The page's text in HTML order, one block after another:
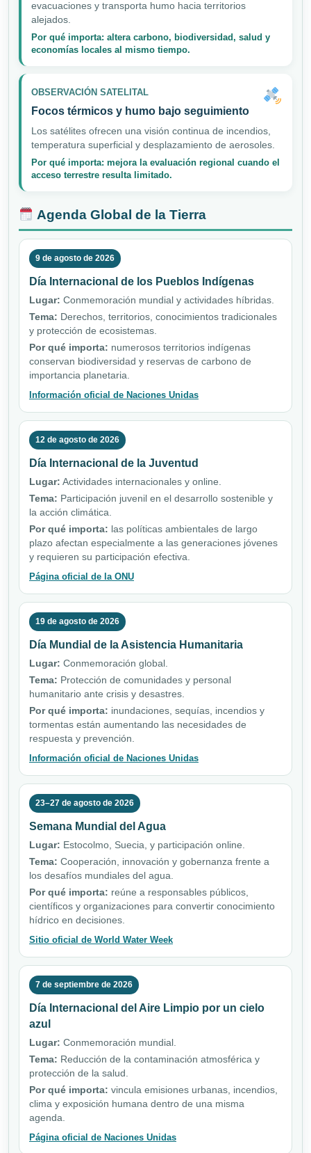
evacuaciones y transporta humo hacia territorios
alejados.
Por qué importa: altera carbono, biodiversidad, salud y
economías locales al mismo tiempo.
OBSERVACIÓN SATELITAL
Focos térmicos y humo bajo seguimiento
Los satélites ofrecen una visión continua de incendios,
temperatura superficial y desplazamiento de aerosoles.
Por qué importa: mejora la evaluación regional cuando el
acceso terrestre resulta limitado.
Agenda Global de la Tierra
9 de agosto de 2026
Día Internacional de los Pueblos Indígenas
Lugar: Conmemoración mundial y actividades híbridas.
Tema: Derechos, territorios, conocimientos tradicionales
y protección de ecosistemas.
Por qué importa: numerosos territorios indígenas
conservan biodiversidad y reservas de carbono de
importancia planetaria.
Información oficial de Naciones Unidas
12 de agosto de 2026
Día Internacional de la Juventud
Lugar: Actividades internacionales y online.
Tema: Participación juvenil en el desarrollo sostenible y
la acción climática.
Por qué importa: las políticas ambientales de largo
plazo afectan especialmente a las generaciones jóvenes
y requieren su participación efectiva.
Página oficial de la ONU
19 de agosto de 2026
Día Mundial de la Asistencia Humanitaria
Lugar: Conmemoración global.
Tema: Protección de comunidades y personal
humanitario ante crisis y desastres.
Por qué importa: inundaciones, sequías, incendios y
tormentas están aumentando las necesidades de
respuesta y prevención.
Información oficial de Naciones Unidas
23–27 de agosto de 2026
Semana Mundial del Agua
Lugar: Estocolmo, Suecia, y participación online.
Tema: Cooperación, innovación y gobernanza frente a
los desafíos mundiales del agua.
Por qué importa: reúne a responsables públicos,
científicos y organizaciones para convertir conocimiento
hídrico en decisiones.
Sitio oficial de World Water Week
7 de septiembre de 2026
Día Internacional del Aire Limpio por un cielo
azul
Lugar: Conmemoración mundial.
Tema: Reducción de la contaminación atmosférica y
protección de la salud.
Por qué importa: vincula emisiones urbanas, incendios,
clima y exposición humana dentro de una misma
agenda.
Página oficial de Naciones Unidas